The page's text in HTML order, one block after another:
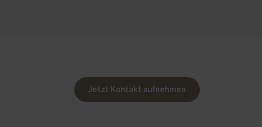
Jetzt Kontakt aufnehmen